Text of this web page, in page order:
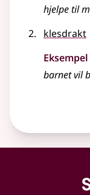
hjelpe til
klesdrakt
Eksempel
barnet vil